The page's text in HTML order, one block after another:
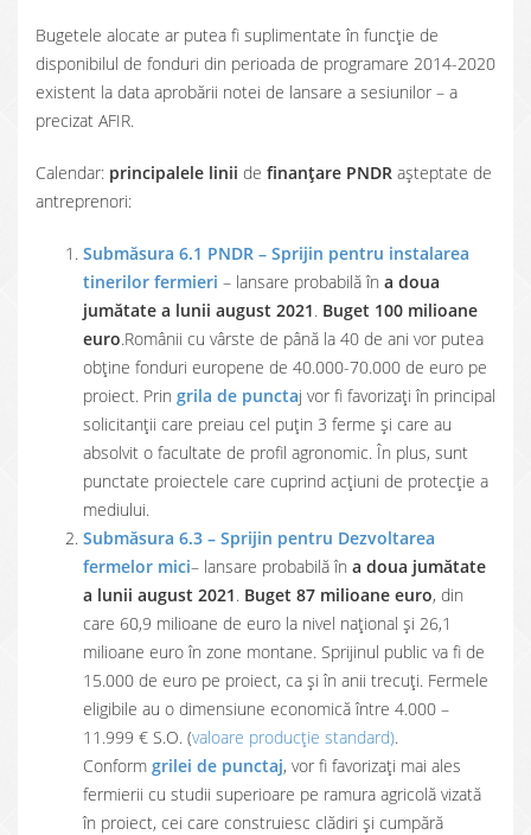
Bugetele alocate ar putea fi suplimentate în funcție de
disponibilul de fonduri din perioada de programare 2014-2020
existent la data aprobării notei de lansare a sesiunilor – a
precizat AFIR.
Calendar: principalele linii de finanțare PNDR așteptate de
antreprenori:
Submăsura 6.1 PNDR – Sprijin pentru instalarea
tinerilor fermieri – lansare probabilă în a doua
jumătate a lunii august 2021. Buget 100 milioane
euro.Românii cu vârste de până la 40 de ani vor putea
obține fonduri europene de 40.000-70.000 de euro pe
proiect. Prin grila de punctaj vor fi favorizați în principal
solicitanții care preiau cel puțin 3 ferme și care au
absolvit o facultate de profil agronomic. În plus, sunt
punctate proiectele care cuprind acțiuni de protecție a
mediului.
Submăsura 6.3 – Sprijin pentru Dezvoltarea
fermelor mici– lansare probabilă în a doua jumătate
a lunii august 2021. Buget 87 milioane euro, din
care 60,9 milioane de euro la nivel național și 26,1
milioane euro în zone montane. Sprijinul public va fi de
15.000 de euro pe proiect, ca și în anii trecuți. Fermele
eligibile au o dimensiune economică între 4.000 –
11.999 € S.O. (valoare producţie standard).
Conform grilei de punctaj, vor fi favorizați mai ales
fermierii cu studii superioare pe ramura agricolă vizată
în proiect, cei care construiesc clădiri și cumpără